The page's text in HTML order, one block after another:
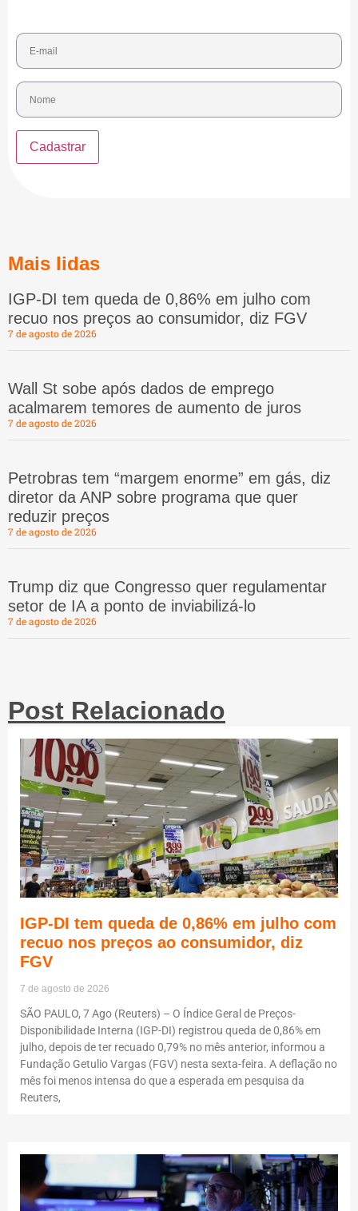
Mais lidas
IGP-DI tem queda de 0,86% em julho com
recuo nos preços ao consumidor, diz FGV
7 de agosto de 2026
Wall St sobe após dados de emprego
acalmarem temores de aumento de juros
7 de agosto de 2026
Petrobras tem “margem enorme” em gás, diz
diretor da ANP sobre programa que quer
reduzir preços
7 de agosto de 2026
Trump diz que Congresso quer regulamentar
setor de IA a ponto de inviabilizá-lo
7 de agosto de 2026
Post Relacionado
IGP-DI tem queda de 0,86% em julho com
recuo nos preços ao consumidor, diz
FGV
7 de agosto de 2026
SÃO PAULO, 7 Ago (Reuters) – O Índice Geral de Preços-
Disponibilidade Interna (IGP-DI) registrou queda de 0,86% em
julho, depois de ter recuado 0,79% no mês anterior, informou a
Fundação Getulio Vargas (FGV) nesta sexta-feira. A deflação no
mês foi menos intensa do que a esperada em pesquisa da
Reuters,